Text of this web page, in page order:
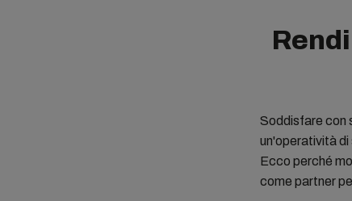
Soddisfare con
un'operatività
Ecco perché
come partner